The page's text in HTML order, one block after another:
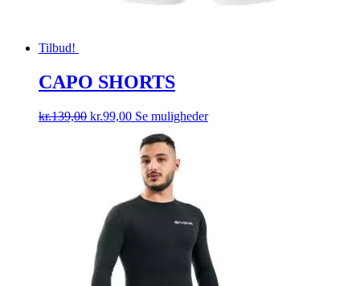
Tilbud!
CAPO SHORTS
kr.139,00 Den
kr.99,00Den
pris
er:
kr.99,00.
Se mulighederDette
varesiden